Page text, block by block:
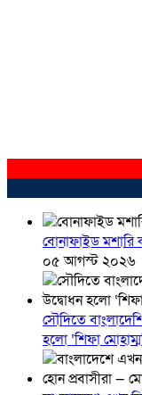
বোনাফাইড মশারি
০৫ আগস্ট ২০২৬
সৌদিতে
হলো ‘শিফা